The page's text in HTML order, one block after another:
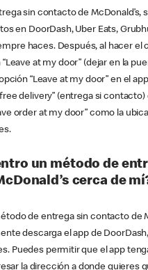
sin contacto de McDonald’s,
en DoorDash, Uber Eats,
haces. Después, al hacer el
at my door” (dejar en la
“Leave at my door” en el
delivery” (entrega si contacto)
order at my door” como la
un método de
cerca de
de entrega sin contacto de
descarga el app de
Puedes permitir que el app
la dirección a donde quieres